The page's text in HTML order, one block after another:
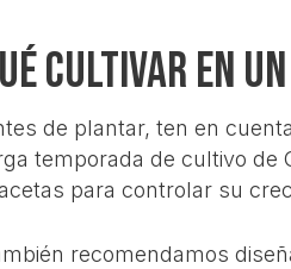
cultivar en
de plantar, ten en
temporada de cultivo de
para controlar su
recomendamos